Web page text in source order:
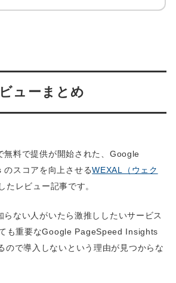
ューまとめ
無料で提供が開始された、Google
スコアを向上させるWEXAL（ウェク
たレビュー記事です。
ない人がいたら激推ししたいサービス
も重要なGoogle PageSpeed Insights
ので導入しないという理由が見つからな